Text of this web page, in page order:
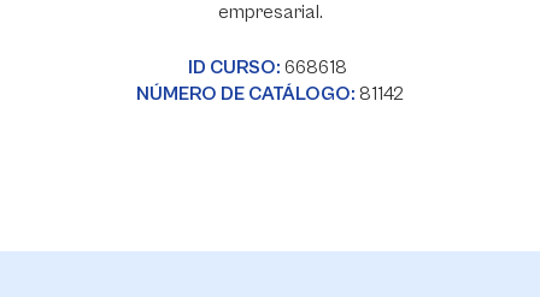
empresarial.
ID CURSO: 668618
NÚMERO DE CATÁLOGO: 81142